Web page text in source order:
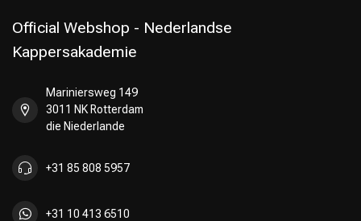
Official Webshop - Nederlandse
Kappersakademie
Mariniersweg 149
3011 NK Rotterdam
die Niederlande
+31 85 808 5957
+31 10 413 6510